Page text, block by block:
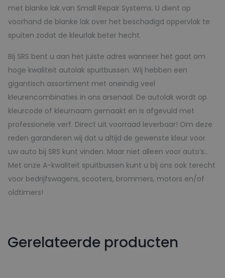
met blanke lak van Small Repair Systems. U dient op
voorhand de blanke lak over het beschadigd oppervlak te
spuiten zodat de kleurlak beter hecht.
Bij SRS bent u aan het juiste adres wanneer het gaat om
hoge kwaliteit autolak spuitbussen. Wij hebben een
gigantisch assortiment met oneindig veel
kleurencombinaties in ons arsenaal. De autolak wordt op
kleurcode of kleurnaam gemaakt en is afgevuld met
professionele verf. Direct uit voorraad leverbaar! Om deze
reden garanderen wij dat u altijd de gewenste kleur voor
uw auto bij SRS kunt vinden. Maar niet alleen voor auto’s..
Met onze A-kwaliteit spuitbussen kunt u bij ons ook terecht
voor bedrijfswagens, scooters, brommers, motors en/of
oldtimers!
Gerelateerde producten